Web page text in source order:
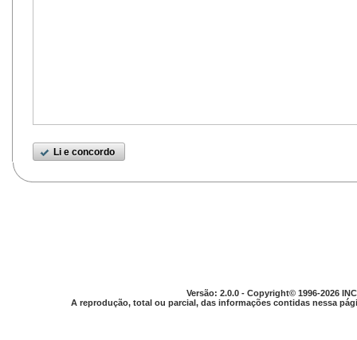
Li e concordo
Versão: 2.0.0 - Copyright© 1996-2026
A reprodução, total ou parcial, das informações contidas nessa